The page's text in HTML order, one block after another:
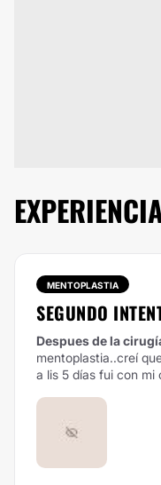
MENTOPLASTIA
SEGUNDO
Despues de la
mentoplastia..creí
a lis 5 días fui con mi